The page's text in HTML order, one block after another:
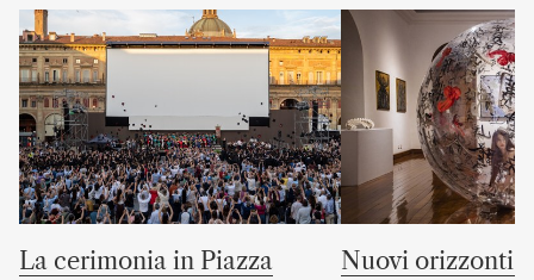
La cerimonia in Piazza
Nuovi orizzonti